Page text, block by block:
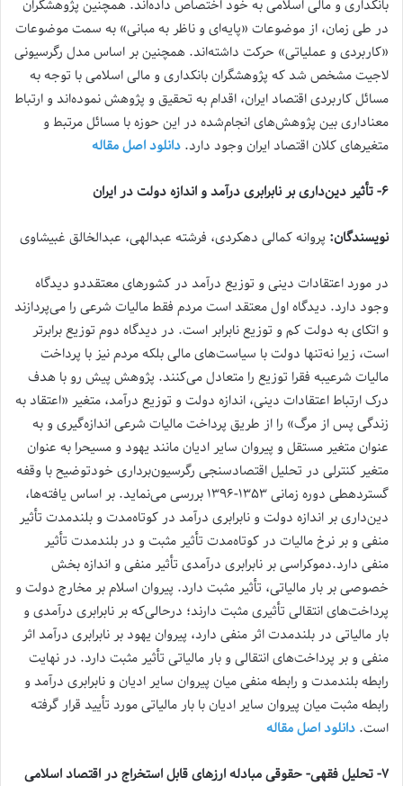
بانکداری و مالی اسلامی به خود اختصاص داده‌اند. همچنین پژوهشگران
در طی زمان، از موضوعات «پایه‌ای و ناظر به مبانی» به سمت موضوعات
«کاربردی و عملیاتی» حرکت داشته‌اند. همچنین بر اساس مدل رگرسیونی
لاجیت مشخص شد که پژوهشگران بانکداری و مالی اسلامی با توجه به
مسائل کاربردی اقتصاد ایران، اقدام به تحقیق و پژوهش نموده‌اند و ارتباط
معناداری بین پژوهش‌های انجام‌شده در این حوزه با مسائل مرتبط و
متغیرهای کلان اقتصاد ایران وجود دارد. دانلود اصل مقاله
۶- تأثیر دین‌داری بر نابرابری درآمد و اندازه دولت در ایران
نویسندگان: پروانه کمالی دهکردی، فرشته عبدالهی، عبدالخالق غبیشاوی
در مورد اعتقادات دینی و توزیع درآمد در کشورهای معتقددو دیدگاه
وجود دارد. دیدگاه اول معتقد است مردم فقط مالیات شرعی را می‌پردازند
و اتکای به دولت کم و توزیع نابرابر است. در دیدگاه دوم توزیع برابرتر
است، زیرا نه‌تنها دولت با سیاست‌های مالی بلکه مردم نیز با پرداخت
مالیات شرعیبه فقرا توزیع را متعادل می‌کنند. پژوهش پیش رو با هدف
درک ارتباط اعتقادات دینی، اندازه دولت و توزیع درآمد، متغیر «اعتقاد به
زندگی پس از مرگ» را از طریق پرداخت مالیات شرعی اندازه‌گیری و به
عنوان متغیر مستقل و پیروان سایر ادیان مانند یهود و مسیحرا به عنوان
متغیر کنترلی در تحلیل اقتصادسنجی رگرسیون‌برداری خود‌توضیح با وقفه
گستردهطی دوره زمانی ۱۳۵۳-۱۳۹۶ بررسی می‌نماید. بر اساس یافته‌ها،
دین‌داری بر اندازه دولت و نابرابری درآمد در کوتاه‌مدت و بلندمدت تأثیر
منفی و بر نرخ مالیات در کوتاه‌مدت تأثیر مثبت و در بلندمدت تأثیر
منفی دارد.دموکراسی بر نابرابری درآمدی تأثیر منفی و اندازه بخش
خصوصی بر بار مالیاتی، تأثیر مثبت دارد. پیروان اسلام بر مخارج دولت و
پرداخت‌های انتقالی تأثیری مثبت دارند؛ درحالی‌که بر نابرابری درآمدی و
بار مالیاتی در بلندمدت اثر منفی دارد، پیروان یهود بر نابرابری درآمد اثر
منفی و بر پرداخت‌های انتقالی و بار مالیاتی تأثیر مثبت دارد. در نهایت
رابطه بلندمدت و رابطه منفی میان پیروان سایر ادیان و نابرابری درآمد و
رابطه مثبت میان پیروان سایر ادیان با بار مالیاتی مورد تأیید قرار گرفته
است. دانلود اصل مقاله
۷- تحلیل فقهی- حقوقی مبادله ارزهای قابل استخراج در اقتصاد اسلامی